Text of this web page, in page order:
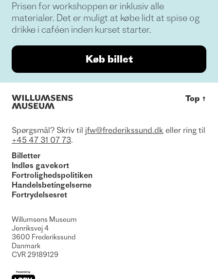
Prisen for workshoppen er inklusiv alle
materialer. Det er muligt at købe lidt at spise og
drikke i caféen inden kurset starter.
Køb billet
Top ↑
Spørgsmål? Skriv til jfw@frederikssund.dk eller ring til
+45 47 31 07 73.
Billetter
Indløs gavekort
Fortrolighedspolitiken
Handelsbetingelserne
Fortrydelsesret
Willumsens Museum
Jenriksvej 4
3600 Frederikssund
Danmark
CVR 29189129